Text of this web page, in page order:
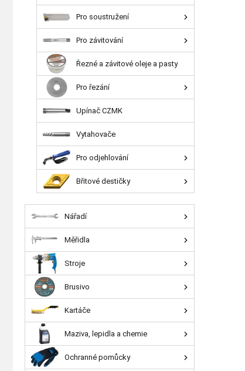
Pro soustružení
Pro závitování
Řezné a závitové oleje a pasty
Pro řezání
Upínač CZMK
Vytahovače
Pro odjehlování
Břitové destičky
Nářadí
Měřidla
Stroje
Brusivo
Kartáče
Maziva, lepidla a chemie
Ochranné pomůcky